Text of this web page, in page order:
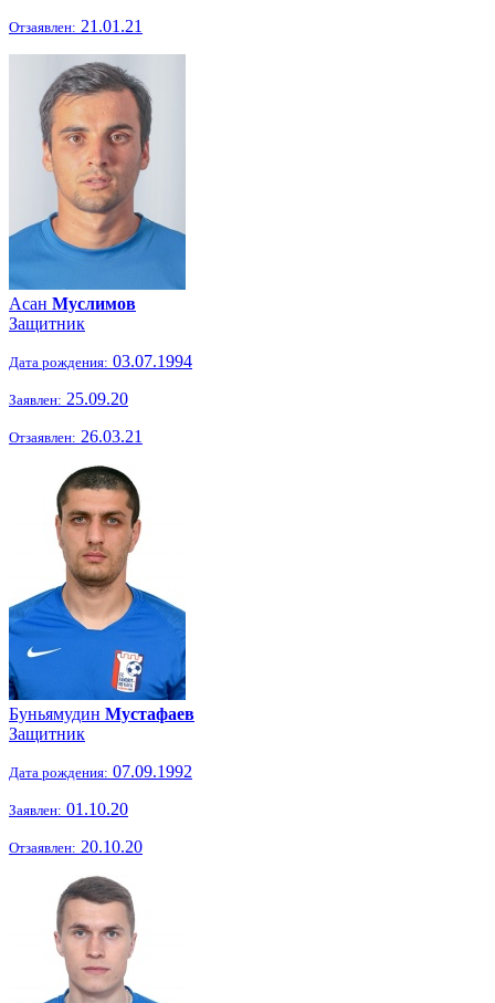
Отзаявлен: 21.01.21
Асан Муслимов
Защитник
Дата рождения: 03.07.1994
Заявлен: 25.09.20
Отзаявлен: 26.03.21
Буньямудин Мустафаев
Защитник
Дата рождения: 07.09.1992
Заявлен: 01.10.20
Отзаявлен: 20.10.20